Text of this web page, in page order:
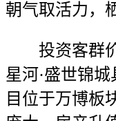
朝气取活力，
投资客群价
星河·盛世锦
目位于万博板